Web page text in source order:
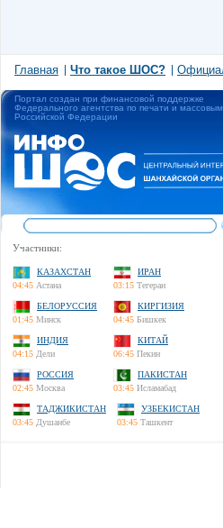
Главная Что такое ШОС?
Портал создан при финансовой поддержке
Федерального агентства по печати и
Российской Федерации
Участники:
КАЗАХСТАН
04:45 Астана
ИРАН
03:15 Тегеран
БЕЛОРУССИЯ
01:45 Минск
КИРГИЗИЯ
04:45 Бишкек
ИНДИЯ
04:15 Дели
КИТАЙ
06:45 Пекин
РОССИЯ
02:45 Москва
ПАКИСТАН
03:45 Исламабад
ТАДЖИКИСТАН
03:45 Душанбе
УЗБЕКИСТАН
03:45 Ташкент